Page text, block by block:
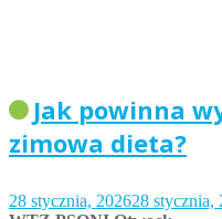
Jak powinna
zimowa dieta?
28 stycznia, 202628 stycznia,